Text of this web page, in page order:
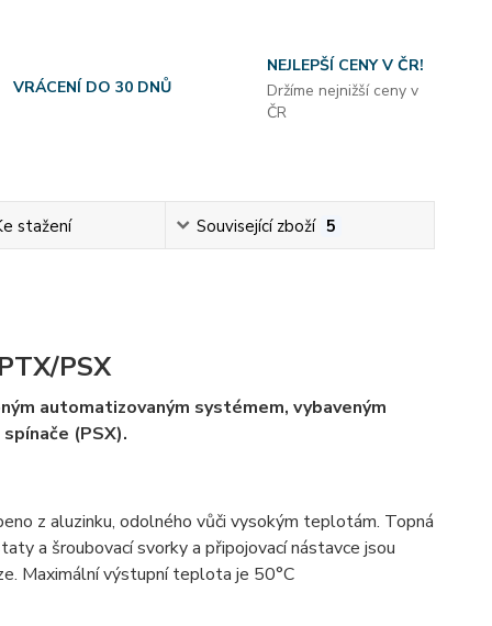
VRÁCENÍ DO 30 DNŮ
NEJLEPŠÍ CENY V ČR!
Držíme nejnižší ceny v
ČR
stažení Související zboží 5
PSX
automatizovaným systémem, vybaveným
(PSX).
z aluzinku, odolného vůči vysokým teplotám. Topná
a šroubovací svorky a připojovací nástavce jsou
Maximální výstupní teplota je 50°C